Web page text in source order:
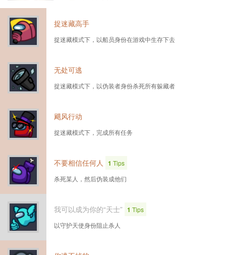
捉迷藏高手
捉迷藏模式下，以船员身份在游戏中生存下去
无处可逃
捉迷藏模式下，以伪装者身份杀死所有躲藏者
飓风行动
捉迷藏模式下，完成所有任务
不要相信任何人 1 Tips
杀死某人，然后伪装成他们
我可以成为你的“天士” 1 Tips
以守护天使身份阻止杀人